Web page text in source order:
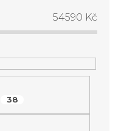
54590 Kč
38